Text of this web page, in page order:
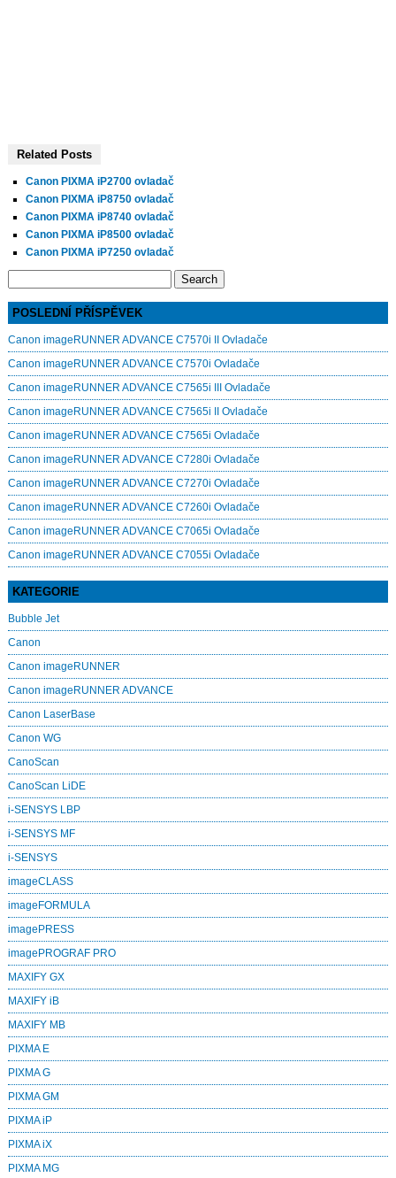
Related Posts
Canon PIXMA iP2700 ovladač
Canon PIXMA iP8750 ovladač
Canon PIXMA iP8740 ovladač
Canon PIXMA iP8500 ovladač
Canon PIXMA iP7250 ovladač
POSLEDNÍ PŘÍSPĚVEK
Canon imageRUNNER ADVANCE C7570i II Ovladače
Canon imageRUNNER ADVANCE C7570i Ovladače
Canon imageRUNNER ADVANCE C7565i III Ovladače
Canon imageRUNNER ADVANCE C7565i II Ovladače
Canon imageRUNNER ADVANCE C7565i Ovladače
Canon imageRUNNER ADVANCE C7280i Ovladače
Canon imageRUNNER ADVANCE C7270i Ovladače
Canon imageRUNNER ADVANCE C7260i Ovladače
Canon imageRUNNER ADVANCE C7065i Ovladače
Canon imageRUNNER ADVANCE C7055i Ovladače
KATEGORIE
Bubble Jet
Canon
Canon imageRUNNER
Canon imageRUNNER ADVANCE
Canon LaserBase
Canon WG
CanoScan
CanoScan LiDE
i-SENSYS LBP
i-SENSYS MF
i‑SENSYS
imageCLASS
imageFORMULA
imagePRESS
imagePROGRAF PRO
MAXIFY GX
MAXIFY iB
MAXIFY MB
PIXMA E
PIXMA G
PIXMA GM
PIXMA iP
PIXMA iX
PIXMA MG